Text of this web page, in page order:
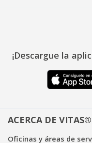
¡Descargue la
ACERCA DE
Oficinas y áreas de